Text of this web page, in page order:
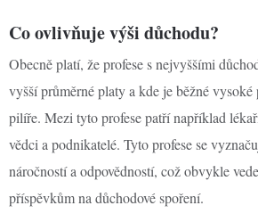
Co ovlivňuje výši důchodu?
Obecně platí, že profese s nejvyššími
vyšší průměrné platy a kde je běžné
pilíře. Mezi tyto profese patří například
vědci a podnikatelé. Tyto profese se
náročností a odpovědností, což obvykle
příspěvkům na důchodové spoření.